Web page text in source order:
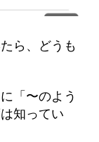
ら、どうも
「〜のよう
知ってい